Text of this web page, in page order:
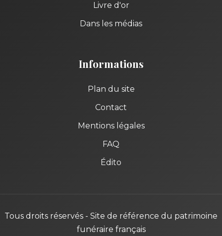
Livre d'or
Dans les médias
Informations
Plan du site
Contact
Mentions légales
FAQ
Édito
Tous droits réservés - Site de référence du patrimoine
funéraire français